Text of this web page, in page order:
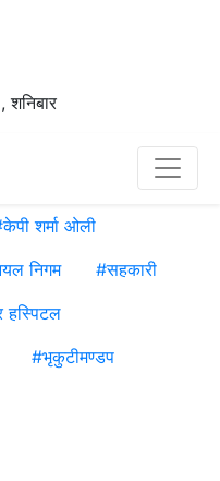
केपी शर्मा ओली
निगम #सहकारी
हस्पिटल
#भृकुटीमण्डप